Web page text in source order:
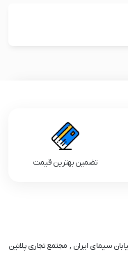
تضمین بهترین قیمت
سیمای ایران , مجتمع تجاری پلاتین